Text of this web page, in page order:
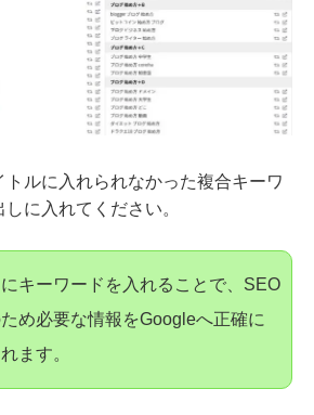
ルに入れられなかった複合キーワ
に入れてください。
キーワードを入れることで、SEO
め必要な情報をGoogleへ正確に
ます。